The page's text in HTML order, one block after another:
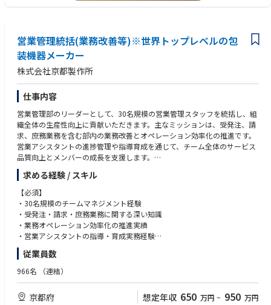
営業管理統括(業務改善等)※世界トップレベルの包
装機器メーカー
株式会社京都製作所
仕事内容
営業管理部のリーダーとして、30名規模の営業管理スタッフを統括し、組
織全体の生産性向上に貢献いただきます。主なミッションは、受発注、請
求、庶務業務を含む部内の業務改善とオペレーション効率化の推進です。
営業アシスタントの進捗管理や指導育成を通じて、チーム全体のサービス
品質向上とメンバーの成長を支援します。
また、売上管理や営業データの活用方法を企画・検討し、データに基づい
た営業戦略支援体制を構築することで、営業部門の生産性向上と業務フロ
ーの最適化を実現していただきます。将来的には、既存業務の改善に留ま
らず、新たなオペレーションの企画・実行を通じて、事業成長を加速させ
る中核的な役割を担っていただくことを期待しています。
・営業管理部門全体の業務改善計画の立案と推進
・受発注・請求・庶務業務の最適化および効率化
・営業アシスタントの指導・育成とパフォーマンス管理
・売上管理、予実管理、営業データ分析による戦略支援
・新規業務フローの企画立案と実行、定着化
求める経験 / スキル
【必須】
・30名規模のチームマネジメント経験
・受発注・請求・庶務業務に関する深い知識
・業務オペレーション効率化の推進実績
・営業アシスタントの指導・育成実務経験
・売上管理および予実管理の実務経験
【歓迎】
・営業データの分析と活用に関する経験
従業員数
966名 （連結）
京都府 想定年収 650 万円 ~ 950 万円